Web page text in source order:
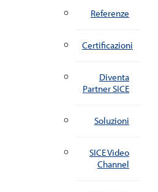
Referenze
Certificazioni
Diventa
Partner SICE
Soluzioni
SICE Video
Channel